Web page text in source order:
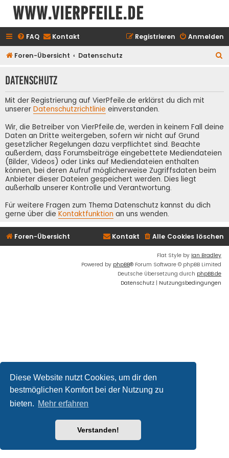
Diese Website nutzt Cookies, um dir den
bestmöglichen Komfort bei der Nutzung zu
bieten. Mehr erfahren
Verstanden!
www.vierpfeile.de
FAQ Kontakt Anmelden
Registrieren
Foren-Übersicht Datenschutz
h
Datenschutz
Mit der Registrierung auf VierPfeile.de erklärst du dich mit
unserer Datenschutzrichtlinie einverstanden.
Wir, die Betreiber von VierPfeile.de, werden in keinem Fall deine
Daten an Dritte weitergeben, sofern wir nicht auf Grund
gesetzlicher Regelungen dazu verpflichtet sind. Beachte
außerdem, dass Forumsbeiträge eingebettete Mediendateien
(Bilder, Videos) oder Links auf Mediendateien enthalten
können, bei deren Aufruf möglicherweise Zugriffsdaten beim
Anbieter dieser Dateien gespeichert werden. Dies liegt
außerhalb unserer Kontrolle und Verantwortung.
Für weitere Fragen zum Thema Datenschutz kannst du dich
gerne über die Kontaktfunktion an uns wenden.
Foren-Übersicht Alle Cookies löschen
Kontakt
Flat Style by Ian Bradley
Powered by phpBB® Forum Software © phpBB Limited
Deutsche Übersetzung durch phpBB.de
Datenschutz | Nutzungsbedingungen